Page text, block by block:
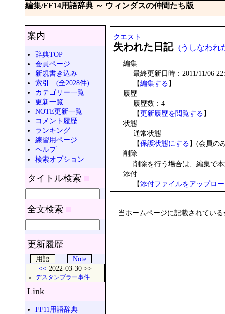
編集/FF14用語辞典 ～ ウィンダスの仲間たち版
案内
辞典TOP
会員ページ
新規書き込み
索引 (全2028件)
カテゴリー一覧
更新一覧
NOTE更新一覧
コメント履歴
ランキング
練習用ページ
ヘルプ
検索オプション
タイトル検索
全文検索
更新履歴
用語
Note
<< 2022-03-30 >>
デスタンブラー事件
Link
FF11用語辞典
クエスト
失われた日記 (うしなわれ
編集
最終更新日時：2011/11/06
【編集する】
履歴
履歴数：4
【更新履歴を閲覧する】
状態
通常状態
【保護状態にする】(会員の
削除
削除を行う場合は、編集で
添付
【添付ファイルをアップロ
当ホームページに記載されてい